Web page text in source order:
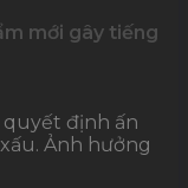
mới gây tiếng
quyết định ấn
Ảnh hưởng